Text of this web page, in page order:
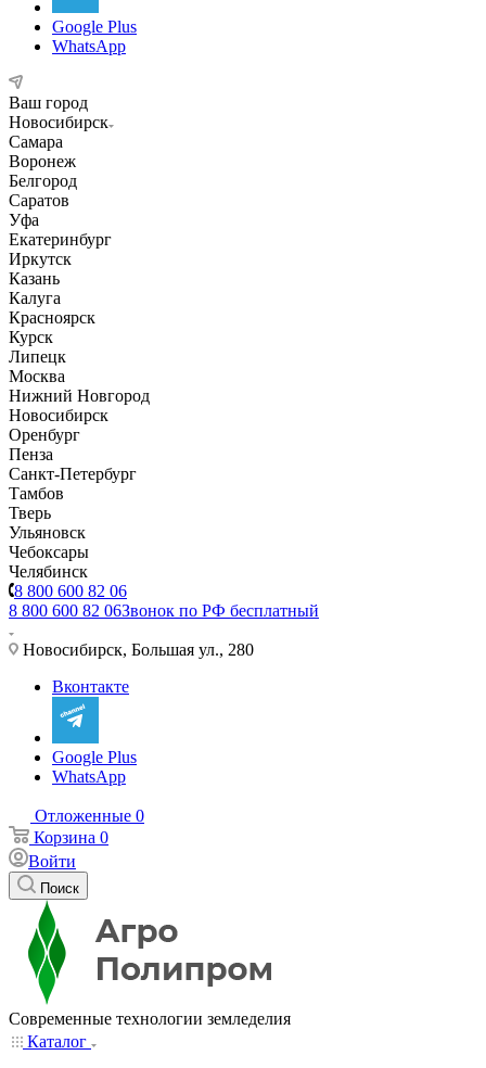
Google Plus
WhatsApp
Ваш город
Новосибирск
Самара
Воронеж
Белгород
Саратов
Уфа
Екатеринбург
Иркутск
Казань
Калуга
Красноярск
Курск
Липецк
Москва
Нижний Новгород
Новосибирск
Оренбург
Пенза
Санкт-Петербург
Тамбов
Тверь
Ульяновск
Чебоксары
Челябинск
8 800 600 82 06
8 800 600 82 06Звонок по РФ бесплатный
Новосибирск, Большая ул., 280
Вконтакте
Google Plus
WhatsApp
Отложенные 0
Корзина 0
Войти
Поиск
Современные технологии земледелия
Каталог